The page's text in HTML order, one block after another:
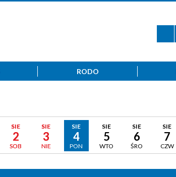
RODO
SIE
2
SOB
SIE
3
NIE
SIE
4
PON
SIE
5
WTO
SIE
6
ŚRO
SIE
7
CZW